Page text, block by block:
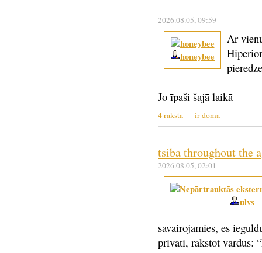
2026.08.05, 09:59
honeybee
Ar
pieredze
Jo īpaši šajā laikā
4 raksta ir doma
tsiba throughout the
2026.08.05, 02:01
ulvs
savairojamies, es
privāti, rakstot vārdus: